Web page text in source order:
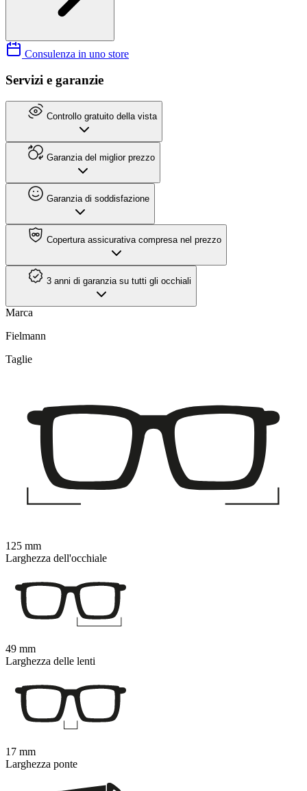
Consulenza in uno store
Servizi e garanzie
Controllo gratuito della vista
Garanzia del miglior prezzo
Garanzia di soddisfazione
Copertura assicurativa compresa nel prezzo
3 anni di garanzia su tutti gli occhiali
Marca
Fielmann
Taglie
125 mm
Larghezza dell'occhiale
49 mm
Larghezza delle lenti
17 mm
Larghezza ponte